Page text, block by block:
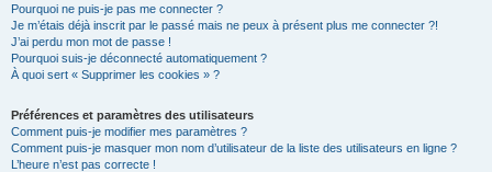
Pourquoi ne puis-je pas me connecter ?
Je m’étais déjà inscrit par le passé mais ne peux à présent plus me connecter ?!
J’ai perdu mon mot de passe !
Pourquoi suis-je déconnecté automatiquement ?
À quoi sert « Supprimer les cookies » ?
Préférences et paramètres des utilisateurs
Comment puis-je modifier mes paramètres ?
Comment puis-je masquer mon nom d’utilisateur de la liste des utilisateurs en ligne ?
L’heure n’est pas correcte !